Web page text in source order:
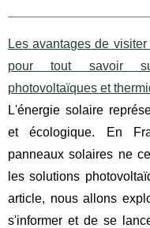
Les avantages de
pour tout savoir
photovoltaïques et
L'énergie solaire
et écologique. En
panneaux solaires ne
les solutions
article, nous allons
s'informer et de se